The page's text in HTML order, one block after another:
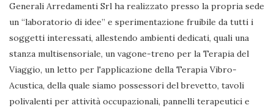
Generali Arredamenti Srl ha realizzato presso la propria sede
un “laboratorio di idee” e sperimentazione fruibile da tutti i
soggetti interessati, allestendo ambienti dedicati, quali una
stanza multisensoriale, un vagone-treno per la Terapia del
Viaggio, un letto per l'applicazione della Terapia Vibro-
Acustica, della quale siamo possessori del brevetto, tavoli
polivalenti per attività occupazionali, pannelli terapeutici e